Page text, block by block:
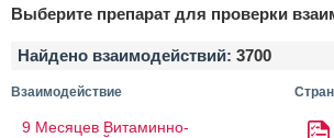
Выберите препарат для проверки
Найдено взаимодействий: 3700
Взаимодействие
9 Месяцев Витаминно-